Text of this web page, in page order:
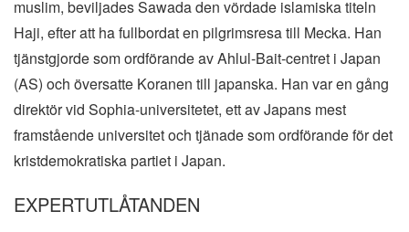
muslim, beviljades Sawada den vördade islamiska titeln
Haji, efter att ha fullbordat en pilgrimsresa till Mecka. Han
tjänstgjorde som ordförande av Ahlul-Bait-centret i Japan
(AS) och översatte Koranen till japanska. Han var en gång
direktör vid Sophia-universitetet, ett av Japans mest
framstående universitet och tjänade som ordförande för det
kristdemokratiska partiet i Japan.
EXPERTUTLÅTANDEN